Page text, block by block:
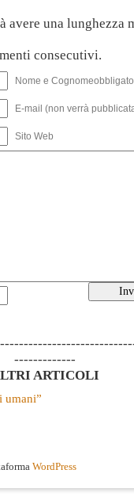
avere una lunghezza
consecutivi.
Nome e
E-mail (non verrà
Sito Web
-------------
ARTICOLI
umani”
WordPress